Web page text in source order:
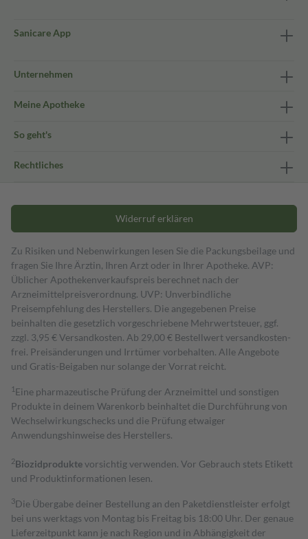
Sanicare App
Unternehmen
Meine Apotheke
So geht's
Rechtliches
Widerruf erklären
Zu Risiken und Nebenwirkungen lesen Sie die Packungsbeilage und
fragen Sie Ihre Ärztin, Ihren Arzt oder in Ihrer Apotheke. AVP:
Üblicher Apothekenverkaufspreis berechnet nach der
Arzneimittelpreisverordnung. UVP: Unverbindliche
Preisempfehlung des Herstellers. Die angegebenen Preise
beinhalten die gesetzlich vorgeschriebene Mehrwertsteuer, ggf.
zzgl. 3,95 € Versandkosten. Ab 29,00 € Bestell­wert versand­kosten­
frei. Preisänderungen und Irrtümer vorbehalten. Alle Angebote
und Gratis-Beigaben nur solange der Vorrat reicht.
1 Eine pharmazeutische Prüfung der Arzneimittel und sonstigen
Produkte in deinem Warenkorb beinhaltet die Durchführung von
Wechselwirkungschecks und die Prüfung etwaiger
Anwendungshinweise des Herstellers.
2Biozidproduktevorsichtig verwenden. Vor Gebrauch stets Etikett
und Produktinformationen lesen.
3Die Übergabe deiner Bestellung an den Paketdienstleister erfolgt
bei uns werktags von Montag bis Freitag bis 18:00 Uhr. Der genaue
Lieferzeitpunkt kann je nach Region und in Abhängigkeit der